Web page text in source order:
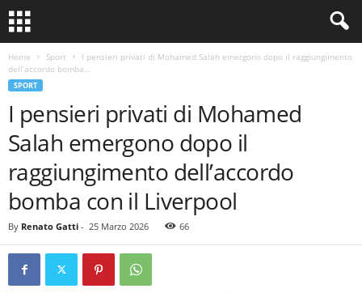
Home Sport
I pensieri privati ​​di Mohamed Salah emergono dopo il raggiungimento
dell’accordo bomba...
SPORT
I pensieri privati ​​di Mohamed
Salah emergono dopo il
raggiungimento dell’accordo
bomba con il Liverpool
By Renato Gatti - 25 Marzo 2026 66